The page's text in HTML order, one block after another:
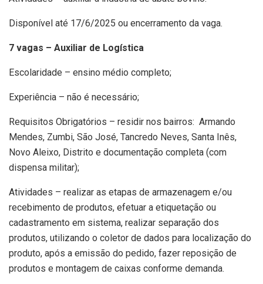
Disponível até 17/6/2025 ou encerramento da vaga.
7 vagas – Auxiliar de Logística
Escolaridade – ensino médio completo;
Experiência – não é necessário;
Requisitos Obrigatórios – residir nos bairros: Armando
Mendes, Zumbi, São José, Tancredo Neves, Santa Inês,
Novo Aleixo, Distrito e documentação completa (com
dispensa militar);
Atividades – realizar as etapas de armazenagem e/ou
recebimento de produtos, efetuar a etiquetação ou
cadastramento em sistema, realizar separação dos
produtos, utilizando o coletor de dados para localização do
produto, após a emissão do pedido, fazer reposição de
produtos e montagem de caixas conforme demanda.